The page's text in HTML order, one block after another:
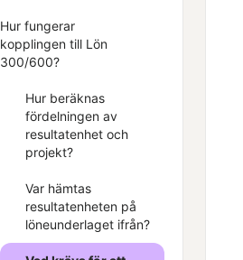
Hur fungerar
kopplingen till Lön
300/600?
Hur beräknas
fördelningen av
resultatenhet och
projekt?
Var hämtas
resultatenheten på
löneunderlaget ifrån?